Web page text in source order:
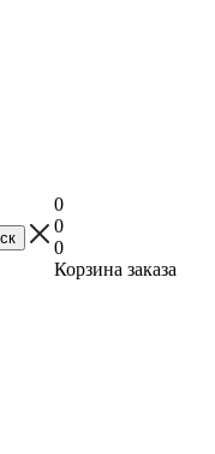
0
0
0
Корзина заказа